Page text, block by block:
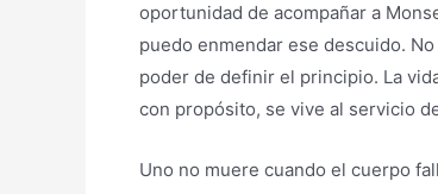
oportunidad de acompañar a
puedo enmendar ese descuido.
poder de definir el principio. La
con propósito, se vive al servicio
Uno no muere cuando el cuerpo